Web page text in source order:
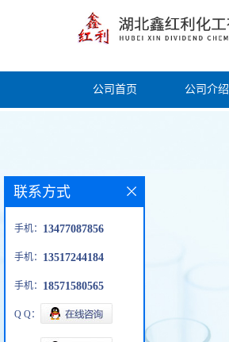
公司首页 公司介绍
联系方式
手机： 13477087856
手机： 13517244184
手机： 18571580565
Q Q：